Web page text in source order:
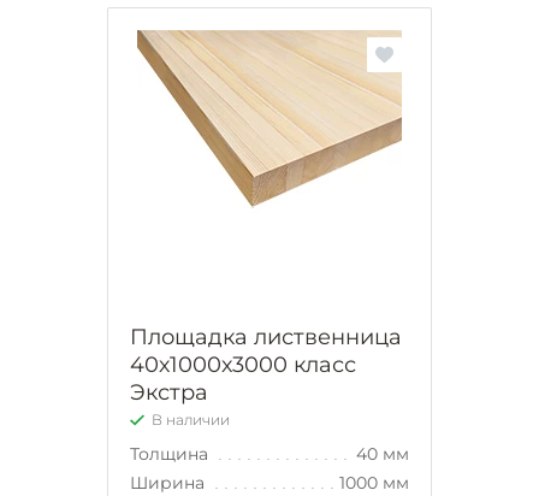
Площадка лиственница
40х1000х3000 класс
Экстра
В наличии
Толщина
40 мм
Ширина
1000 мм